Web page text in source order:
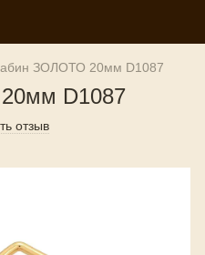
ЗОЛОТО 20мм D1087
D1087
отзыв